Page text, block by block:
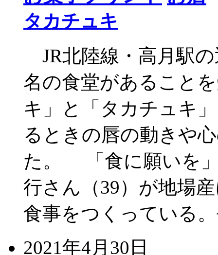
タカチュキ
JR北陸線・高月駅
名の食堂があること
キ」と「タカチュキ
るときの唇の動きや
た。 「食に願いを」
行さん（39）が地場
食事をつくっている
2021年4月30日